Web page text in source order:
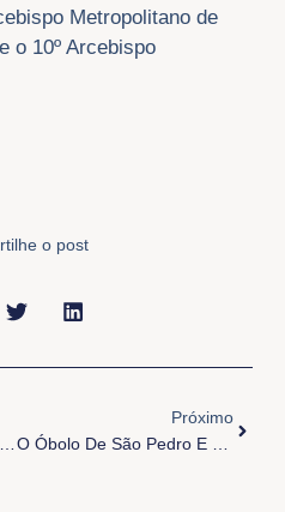
Metropolitano de
o 10º Arcebispo
o post
Belém Terá Seu Quarto Santuário
Próximo
O Óbolo De São Pedro E Sua Ajuda Ao Redor Do Mundo